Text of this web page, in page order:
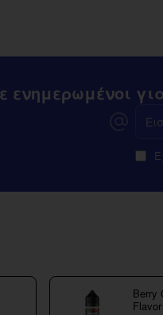
ενημερωμένοι
email
Berry